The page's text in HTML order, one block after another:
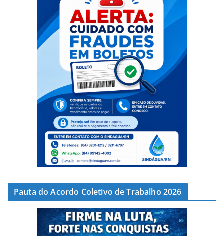
Pauta do Acordo Coletivo de Trabalho 2026